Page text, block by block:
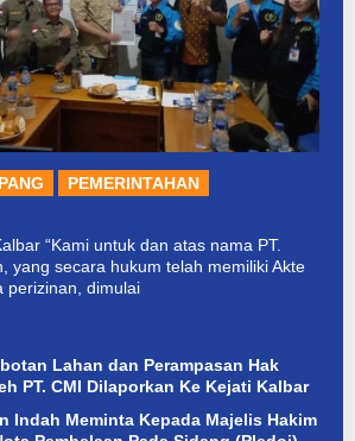
PEMERINTAHAN
“Kami untuk dan atas nama PT.
yang secara hukum telah memiliki Akte
perizinan, dimulai
Lahan dan Perampasan Hak
PT. CMI Dilaporkan Ke Kejati Kalbar
Indah Meminta Kepada Majelis Hakim